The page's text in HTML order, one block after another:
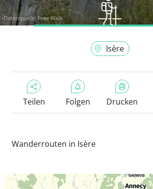
Datenquelle: Free Walk
Isère
Teilen Folgen Drucken
Wanderrouten in Isère